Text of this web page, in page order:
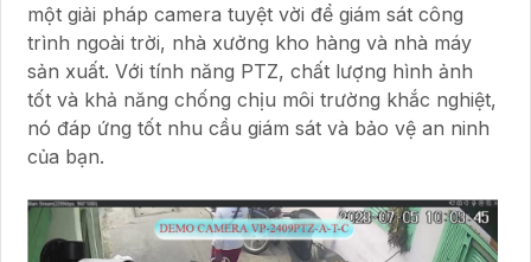
một giải pháp camera tuyệt vời để giám sát công
trình ngoài trời, nhà xưởng kho hàng và nhà máy
sản xuất. Với tính năng PTZ, chất lượng hình ảnh
tốt và khả năng chống chịu môi trường khắc nghiệt,
nó đáp ứng tốt nhu cầu giám sát và bảo vệ an ninh
của bạn.